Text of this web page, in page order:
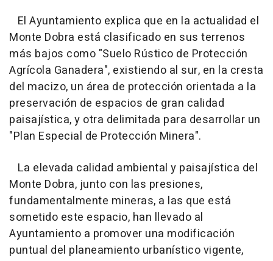
El Ayuntamiento explica que en la actualidad el
Monte Dobra está clasificado en sus terrenos
más bajos como "Suelo Rústico de Protección
Agrícola Ganadera", existiendo al sur, en la cresta
del macizo, un área de protección orientada a la
preservación de espacios de gran calidad
paisajística, y otra delimitada para desarrollar un
"Plan Especial de Protección Minera".
La elevada calidad ambiental y paisajística del
Monte Dobra, junto con las presiones,
fundamentalmente mineras, a las que está
sometido este espacio, han llevado al
Ayuntamiento a promover una modificación
puntual del planeamiento urbanístico vigente,